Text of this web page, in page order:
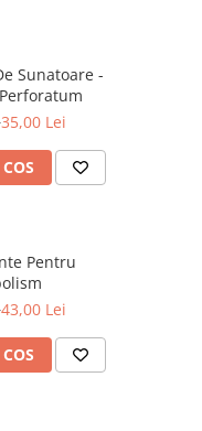
Sunatoare -
35,00 Lei
Pentru
43,00 Lei